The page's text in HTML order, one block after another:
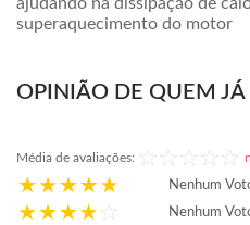
superaquecimento do motor
OPINIÃO DE QUEM JÁ
Média de avaliações:
Nenhum
Nenhum